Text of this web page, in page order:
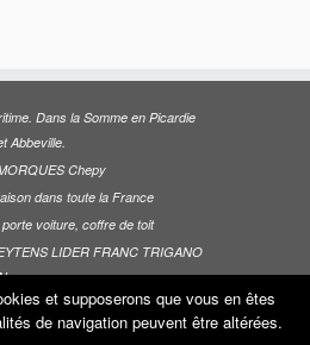
Dans la Somme en Picardie
Abbeville.
Chepy
dans toute la France
voiture, coffre de toit
LIDER FRANC TRIGANO
et supposerons que vous en êtes
de navigation peuvent être altérées.